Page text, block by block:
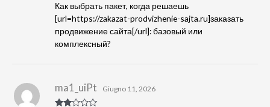
lu
tat
o
1
s
u
Как выбрать пакет, когда решаешь
[url=https://zakazat-prodvizhenie-sajta.ru]заказать
продвижение сайта[/url]: базовый или
комплексный?
ma1_uiPt Giugno 11, 2026